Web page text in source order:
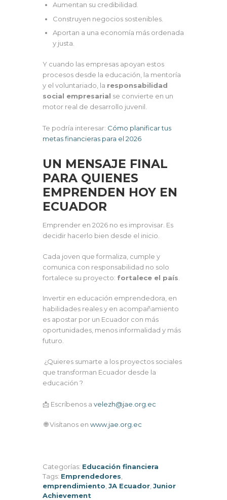
Aumentan su credibilidad.
Construyen negocios sostenibles.
Aportan a una economía más ordenada
y justa.
Y cuando las empresas apoyan estos
procesos desde la educación, la mentoría
y el voluntariado, la responsabilidad
social empresarial se convierte en un
motor real de desarrollo juvenil.
Te podría interesar: Cómo planificar tus
metas financieras para el 2026
UN MENSAJE FINAL
PARA QUIENES
EMPRENDEN HOY EN
ECUADOR
Emprender en 2026 no es improvisar. Es
decidir hacerlo bien desde el inicio.
Cada joven que formaliza, cumple y
comunica con responsabilidad no solo
fortalece su proyecto: fortalece el país
Invertir en educación emprendedora, en
habilidades reales y en acompañamiento
es apostar por un Ecuador con más
oportunidades, menos informalidad y más
futuro.
¿Quieres sumarte a los proyectos sociales
que transforman Ecuador desde la
educación ?
📩 Escríbenos a velezh@jae.org.ec
🌐 Visítanos en www.jae.org.ec
Categorías: Educación financiera
Tags: Emprendedores
emprendimiento JA Ecuador Junior
Achievement